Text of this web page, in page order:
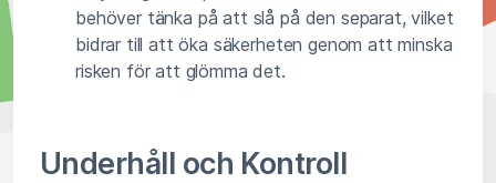
behöver tänka på att slå på den separat, vilket
bidrar till att öka säkerheten genom att minska
risken för att glömma det.
Underhåll och Kontroll